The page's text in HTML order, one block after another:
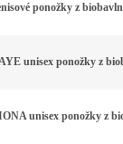
ponožky z
unisex ponožky z
unisex ponožky z